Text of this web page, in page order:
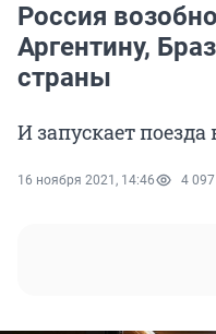
Россия
Аргентину,
страны
И запускает
16 ноября 2021, 14:46 4 097